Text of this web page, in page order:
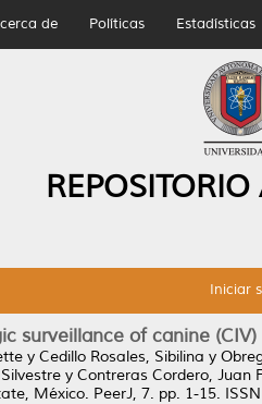
de Políticas Estadísticas
Iniciar
surveillance of canine
y Cedillo Rosales, Sibilina y
y Contreras Cordero, Juan
México. PeerJ, 7. pp. 1-15.